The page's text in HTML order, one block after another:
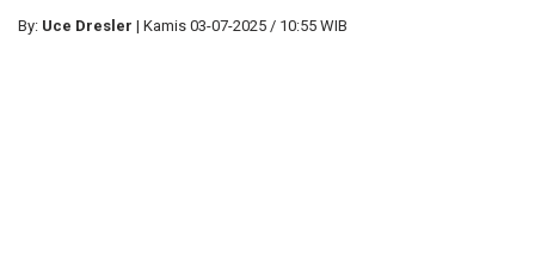
By: Uce Dresler | Kamis 03-07-2025 / 10:55 WIB